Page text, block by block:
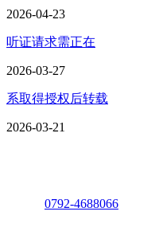
2026-04-23
听证请求需正在
2026-03-27
系取得授权后转载
2026-03-21
0792-4688066